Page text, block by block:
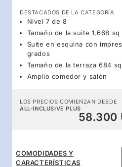
DESTACADOS DE LA CATEGORÍA
Nivel 7 de 8
Tamaño de la suite 1,668 sq
Suite en esquina con
grados
Tamaño de la terraza 684
Amplio comedor y salón
LOS PRECIOS COMIENZAN DESDE
ALL-INCLUSIVE PLUS
58.300
COMODIDADES Y
CARACTERÍSTICAS